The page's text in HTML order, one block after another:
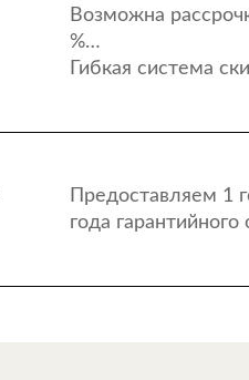
Возможна
%…
Гибкая система
Предоставляем 1
года